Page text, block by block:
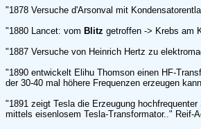
"1878 Versuche d'Arsonval mit
"1880 Lancet: vom Blitz getroffen -> Krebs am
"1887 Versuche von Heinrich Hertz zu
"1890 entwickelt Elihu Thomson einen HF-
der 30-40 mal höhere Frequenzen erzeugen
"1891 zeigt Tesla die Erzeugung
mittels eisenlosem Tesla-Transformator.." Reif-